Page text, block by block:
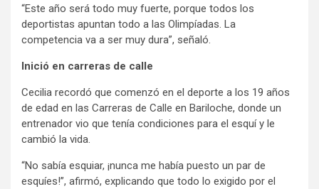
“Este año será todo muy fuerte, porque todos los
deportistas apuntan todo a las Olimpíadas. La
competencia va a ser muy dura”, señaló.
Inició en carreras de calle
Cecilia recordó que comenzó en el deporte a los 19 años
de edad en las Carreras de Calle en Bariloche, donde un
entrenador vio que tenía condiciones para el esquí y le
cambió la vida.
“No sabía esquiar, ¡nunca me había puesto un par de
esquíes!”, afirmó, explicando que todo lo exigido por el